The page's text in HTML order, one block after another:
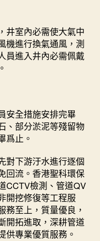
室內必需使大氣中
機進行換氣通風，測
員進入井內必需佩戴
全措施安排完畢
、部分淤泥等殘留物
爲止。
下游汙水進行逐個
回流。香港聖科環保
CCTV檢測、管道QV
開挖修復等工程服
務至上，質量優良，
開拓進取，深耕管道
供專業優質服務。